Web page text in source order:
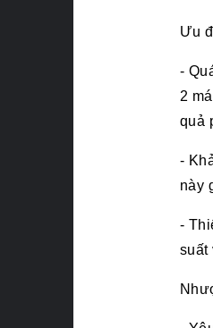
Ưu
-
2
quả
-
này
-
suất